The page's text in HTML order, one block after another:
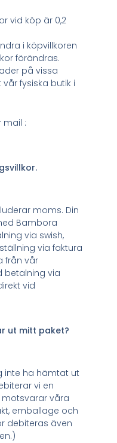
vid köp är 0,2
i köpvillkoren
förändras.
på vissa
fysiska butik i
mail :
moms. Din
Bambora
via swish,
via faktura
från vår
betalning via
vid
ut mitt paket?
inte ha hämtat ut
vi en
motsvarar våra
emballage och
debiteras även